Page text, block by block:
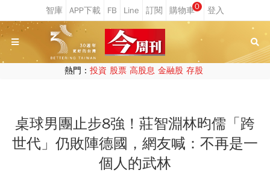
0
熱門： 投資 股票 高股息 金融股 存股
桌球男團止步8強！莊智淵林昀儒「跨
世代」仍敗陣德國，網友喊：不再是一
個人的武林